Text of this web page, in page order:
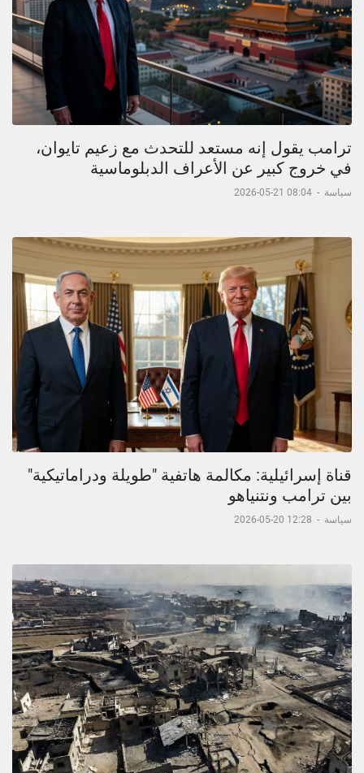
ترامب يقول إنه مستعد للتحدث مع زعيم تايوان،
في خروج كبير عن الأعراف الدبلوماسية
سياسة -
08:04 21-05-2026
قناة إسرائيلية: مكالمة هاتفية "طويلة ودراماتيكية"
بين ترامب ونتنياهو
سياسة -
12:28 20-05-2026